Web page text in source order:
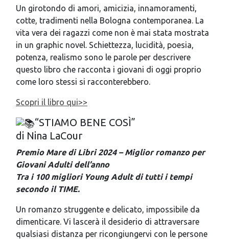
Un girotondo di amori, amicizia, innamoramenti,
cotte, tradimenti nella Bologna contemporanea. La
vita vera dei ragazzi come non è mai stata mostrata
in un graphic novel. Schiettezza, lucidità, poesia,
potenza, realismo sono le parole per descrivere
questo libro che racconta i giovani di oggi proprio
come loro stessi si racconterebbero.
Scopri il libro qui>>
“STIAMO BENE COSÌ”
di Nina LaCour
Premio Mare di Libri 2024 – Miglior romanzo per
Giovani Adulti dell’anno
Tra i 100 migliori Young Adult di tutti i tempi
secondo il TIME.
Un romanzo struggente e delicato, impossibile da
dimenticare. Vi lascerà il desiderio di attraversare
qualsiasi distanza per ricongiungervi con le persone